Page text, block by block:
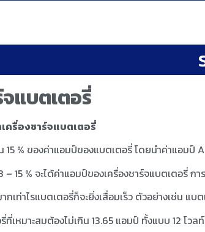
แบตเตอรี่
ครื่องชาร์จแบตเตอรี่
15 % ของค่าแอมป์ของแบตเตอรี่ โดยนำค่าแอมป์
15 % จะได้ค่าแอมป์ของเครื่องชาร์จแบตเตอรี่ ก
ากเท่าไรแบตเตอรี่ก็จะยิ่งเสื่อมเร็ว ตัวอย่างเช่น แ
ที่เหมาะสมต้องไม่เกิน 13.65 แอมป์ ทั้งแบบ 12 โวล